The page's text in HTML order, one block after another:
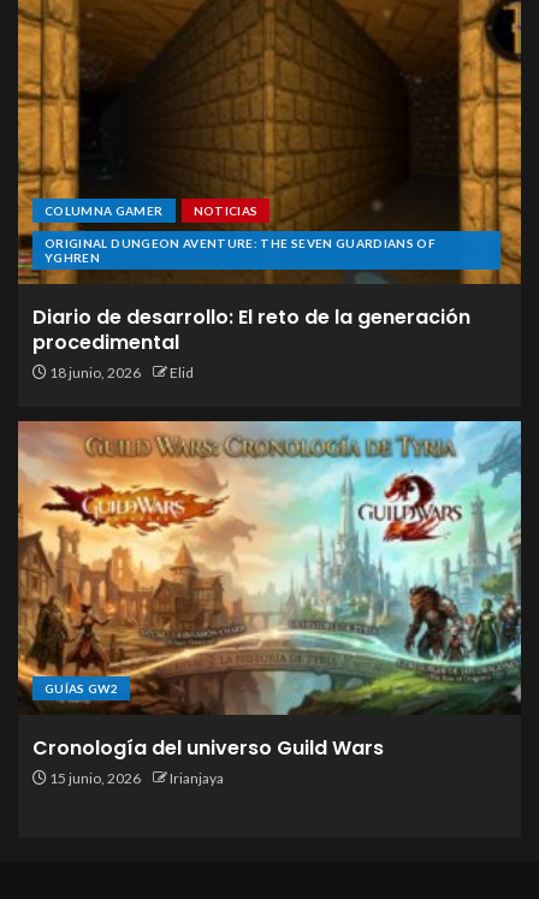
COLUMNA GAMER NOTICIAS
ORIGINAL DUNGEON AVENTURE: THE SEVEN GUARDIANS OF
YGHREN
Diario de desarrollo: El reto de la generación
procedimental
18 junio, 2026 Elid
GUÍAS GW2
Cronología del universo Guild Wars
15 junio, 2026 Irianjaya